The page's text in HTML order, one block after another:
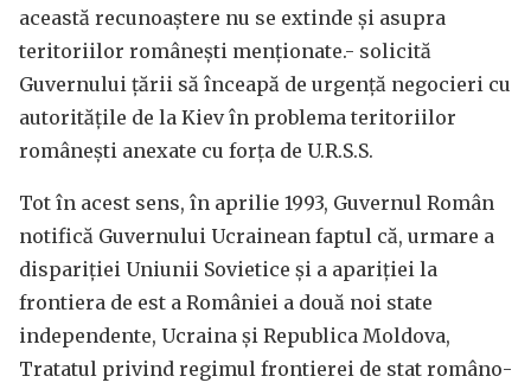
această recunoaștere nu se extinde și asupra
teritoriilor românești menționate.- solicită
Guvernului țării să înceapă de urgență negocieri cu
autoritățile de la Kiev în problema teritoriilor
românești anexate cu forța de U.R.S.S.
Tot în acest sens, în aprilie 1993, Guvernul Român
notifică Guvernului Ucrainean faptul că, urmare a
dispariției Uniunii Sovietice și a apariției la
frontiera de est a României a două noi state
independente, Ucraina și Republica Moldova,
Tratatul privind regimul frontierei de stat româno-